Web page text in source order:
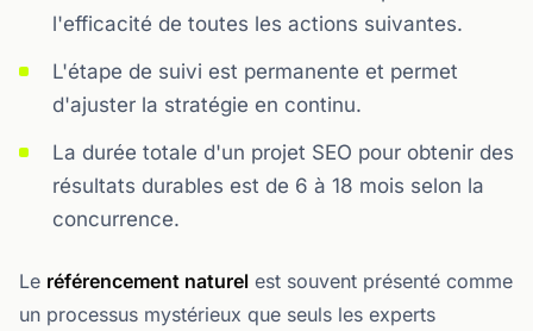
l'efficacité de toutes les actions suivantes.
L'étape de suivi est permanente et permet
d'ajuster la stratégie en continu.
La durée totale d'un projet SEO pour obtenir des
résultats durables est de 6 à 18 mois selon la
concurrence.
Le référencement naturel est souvent présenté comme
un processus mystérieux que seuls les experts